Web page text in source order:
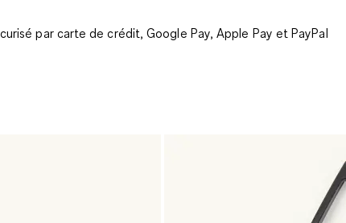
par carte de crédit, Google Pay, Apple Pay et PayPal